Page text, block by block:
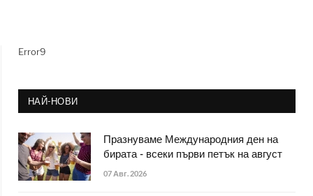
Error9
НАЙ-НОВИ
Празнуваме Международния ден на
бирата - всеки първи петък на август
07 Авг. 2026